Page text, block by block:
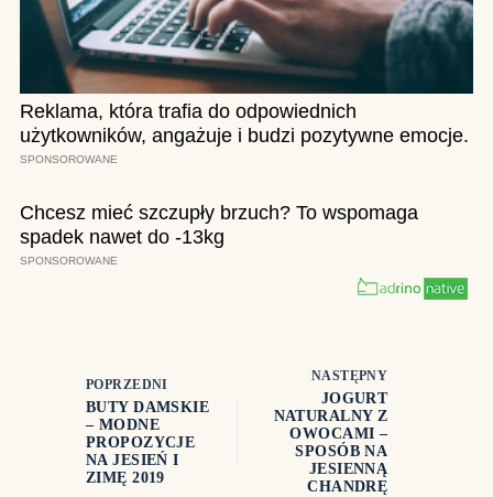
POPRZEDNI
BUTY DAMSKIE
– MODNE
PROPOZYCJE
NA JESIEŃ I
ZIMĘ 2019
NASTĘPNY
JOGURT
NATURALNY Z
OWOCAMI –
SPOSÓB NA
JESIENNĄ
CHANDRĘ